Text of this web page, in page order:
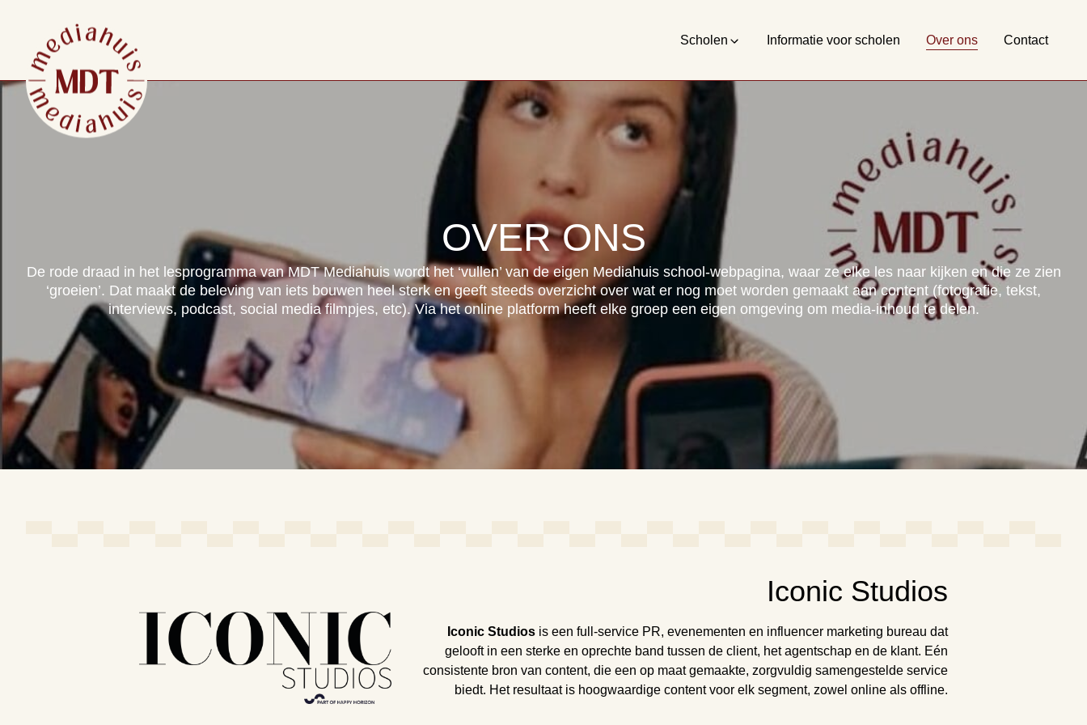
Scholen Informatie voor scholen Over ons Contact
OVER ONS
De rode draad in het lesprogramma van MDT Mediahuis wordt het ‘vullen’ van de eigen Mediahuis school-webpagina, waar ze elke les naar kijken en die ze zien
‘groeien’. Dat maakt de beleving van iets bouwen heel sterk en geeft steeds overzicht over wat er nog moet worden gemaakt aan content (fotografie, tekst,
interviews, podcast, social media filmpjes, etc). Via het online platform heeft elke groep een eigen omgeving om media-inhoud te delen.
Iconic Studios
Iconic Studios is een full-service PR, evenementen en influencer marketing bureau dat
gelooft in een sterke en oprechte band tussen de client, het agentschap en de klant. Eén
consistente bron van content, die een op maat gemaakte, zorgvuldig samengestelde service
biedt. Het resultaat is hoogwaardige content voor elk segment, zowel online als offline.